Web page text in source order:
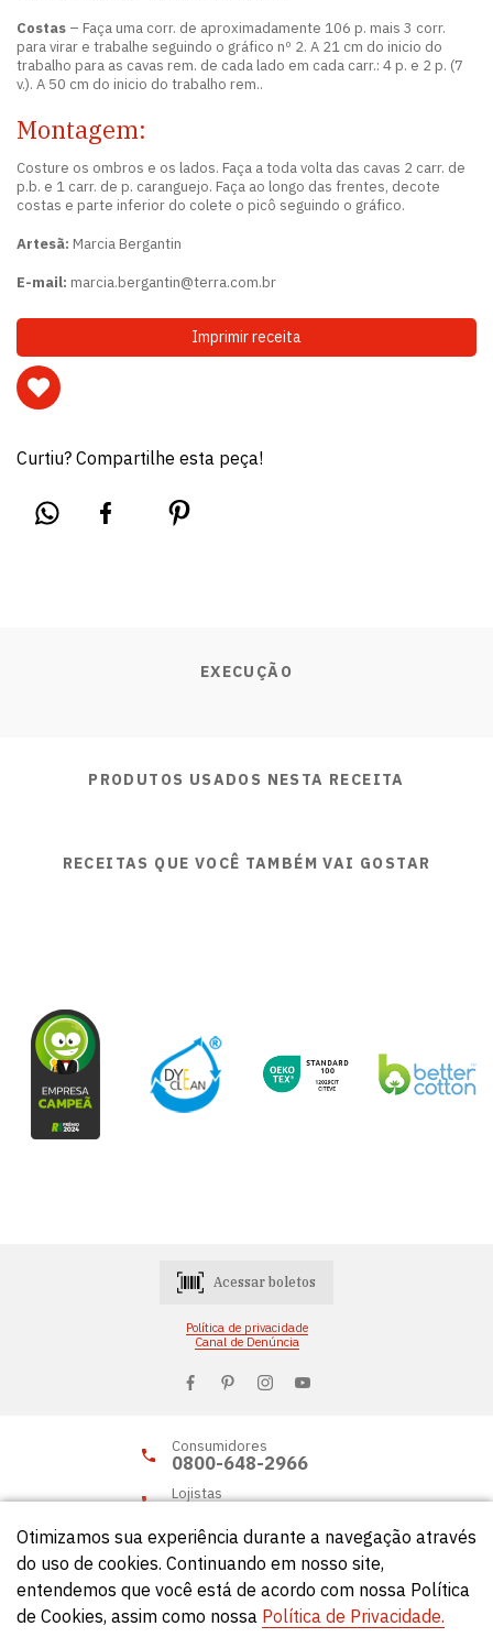
Costas – Faça uma corr. de aproximadamente 106 p. mais 3 corr.
para virar e trabalhe seguindo o gráfico nº 2. A 21 cm do inicio do
trabalho para as cavas rem. de cada lado em cada carr.: 4 p. e 2 p. (7
v.). A 50 cm do inicio do trabalho rem..
Montagem:
Costure os ombros e os lados. Faça a toda volta das cavas 2 carr. de
p.b. e 1 carr. de p. caranguejo. Faça ao longo das frentes, decote
costas e parte inferior do colete o picô seguindo o gráfico.
Artesã: Marcia Bergantin
E-mail: marcia.bergantin@terra.com.br
Imprimir receita
Curtiu? Compartilhe esta peça!
EXECUÇÃO
PRODUTOS USADOS NESTA RECEITA
RECEITAS QUE VOCÊ TAMBÉM VAI GOSTAR
Acessar boletos
Política de privacidade
Canal de Denúncia
Consumidores
0800-648-2966
Lojistas
© Círculo 2026 - Todos os direitos reservados.
Otimizamos sua experiência durante a navegação através
do uso de cookies. Continuando em nosso site,
entendemos que você está de acordo com nossa Política
de Cookies, assim como nossa Política de Privacidade.